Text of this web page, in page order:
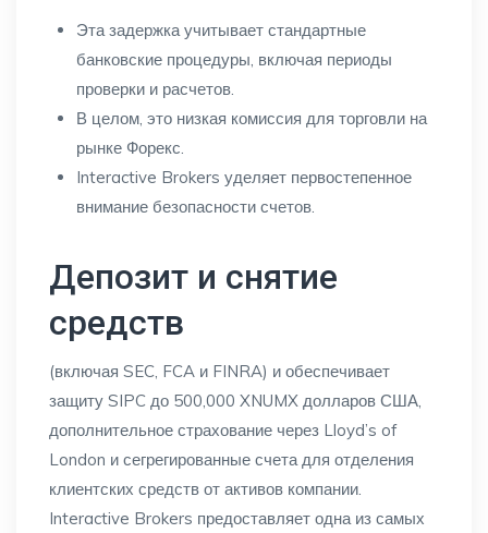
Эта задержка учитывает стандартные
банковские процедуры, включая периоды
проверки и расчетов.
В целом, это низкая комиссия для торговли на
рынке Форекс.
Interactive Brokers уделяет первостепенное
внимание безопасности счетов.
Депозит и снятие
средств
(включая SEC, FCA и FINRA) и обеспечивает
защиту SIPC до 500,000 XNUMX долларов США,
дополнительное страхование через Lloyd’s of
London и сегрегированные счета для отделения
клиентских средств от активов компании.
Interactive Brokers предоставляет одна из самых